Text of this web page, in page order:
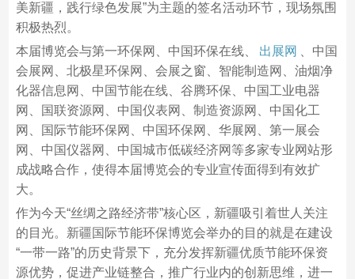
美新疆，践行绿色发展”为主题的签名活动环节，现场氛围
积极热烈。
本届博览会与第一环保网、中国环保在线、
出展网
、中国
会展网、北极星环保网、会展之窗、智能制造网、油烟净
化器信息网、中国节能在线、谷腾环保、中国工业电器
网、国联资源网、中国仪表网、制造资源网、中国化工
网、国际节能环保网、中国环保网、华展网、第一展会
网、中国仪器网、中国城市低碳经济网等多家专业网站形
成战略合作，使得本届博览会的专业宣传面得到有效扩
大。
作为今天“丝绸之路经济带”核心区，新疆吸引着世人关注
的目光。新疆国际节能环保博览会举办的目的就是在建设
“一带一路”的历史背景下，充分发挥新疆优质节能环保资
源优势，促进产业链整合，推广行业内的创新思维，进一